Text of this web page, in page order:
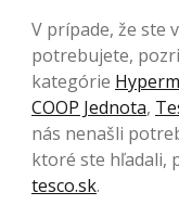
V prípade, že ste
potrebujete,
kategórie
COOP Jednota,
nás nenašli
ktoré ste hľadali,
tesco.sk.